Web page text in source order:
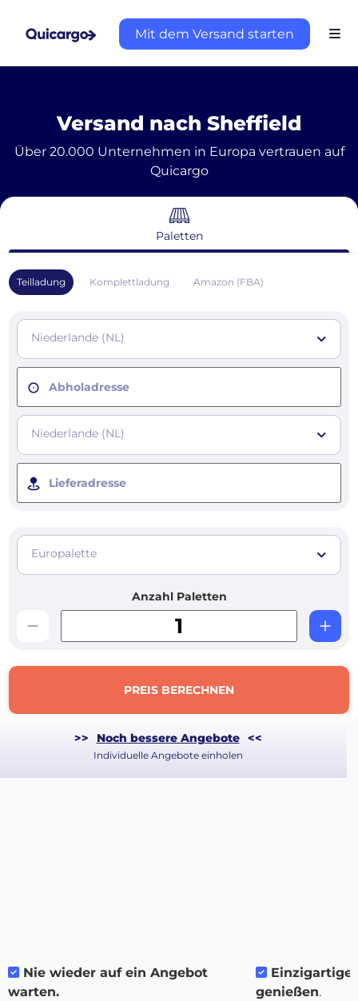
Mit dem Versand starten
Quicargo
Versand nach Sheffield
Über 20.000 Unternehmen in Europa vertrauen auf
Quicargo
Paletten
Teilladung Komplettladung Amazon (FBA)
Niederlande (NL)
Abholadresse
Niederlande (NL)
Lieferadresse
Europalette
Anzahl Paletten
PREIS BERECHNEN
>> Noch bessere Angebote <<
Individuelle Angebote einholen
Nie wieder auf ein Angebot
warten.
genießen.